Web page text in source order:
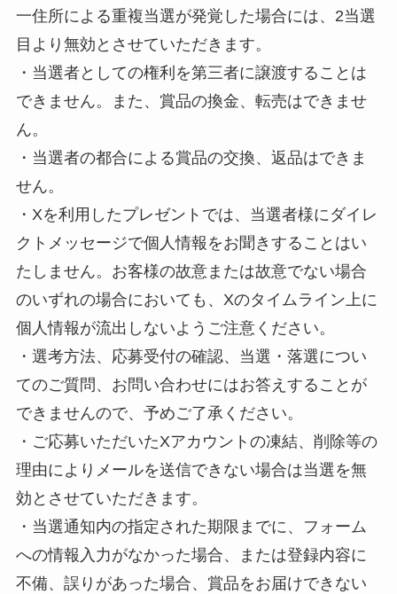
一住所による重複当選が発覚した場合には、2当選
目より無効とさせていただきます。
・当選者としての権利を第三者に譲渡することは
できません。また、賞品の換金、転売はできませ
ん。
・当選者の都合による賞品の交換、返品はできま
せん。
・Xを利用したプレゼントでは、当選者様にダイレ
クトメッセージで個人情報をお聞きすることはい
たしません。お客様の故意または故意でない場合
のいずれの場合においても、Xのタイムライン上に
個人情報が流出しないようご注意ください。
・選考方法、応募受付の確認、当選・落選につい
てのご質問、お問い合わせにはお答えすることが
できませんので、予めご了承ください。
・ご応募いただいたXアカウントの凍結、削除等の
理由によりメールを送信できない場合は当選を無
効とさせていただきます。
・当選通知内の指定された期限までに、フォーム
への情報入力がなかった場合、または登録内容に
不備、誤りがあった場合、賞品をお届けできない